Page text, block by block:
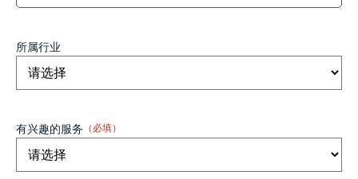
所属行业
有兴趣的服务 （必填）